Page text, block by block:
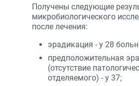
Получены следующие
микробиологического
после лечения:
эрадикация - у 28
предположительная
(отсутствие
отделяемого) - у 37;